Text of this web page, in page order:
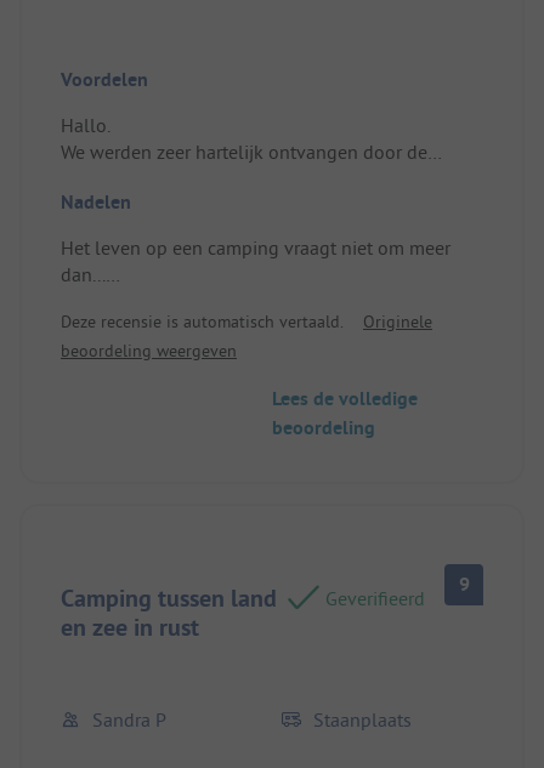
Voordelen
Hallo.
We werden zeer hartelijk ontvangen door de
voor ons korte verblijf. We zullen zeker
gebruik van uw aanbod. BEDANKT.
Locatie/Huisvesting: De rust om ons heen.
Nadelen
Het leven op een camping vraagt niet om meer
dan...
Deze recensie is automatisch vertaald.
Originele
beoordeling weergeven
Lees de volledige
beoordeling
Camping tussen land
en zee in rust
Geverifieerd
9
Sandra P Staanplaats